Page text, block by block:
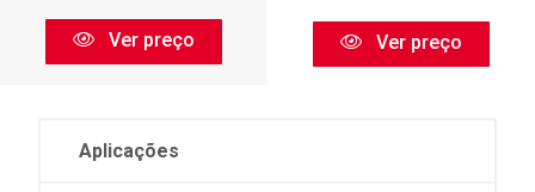
Ver preço Ver preço
Aplicações